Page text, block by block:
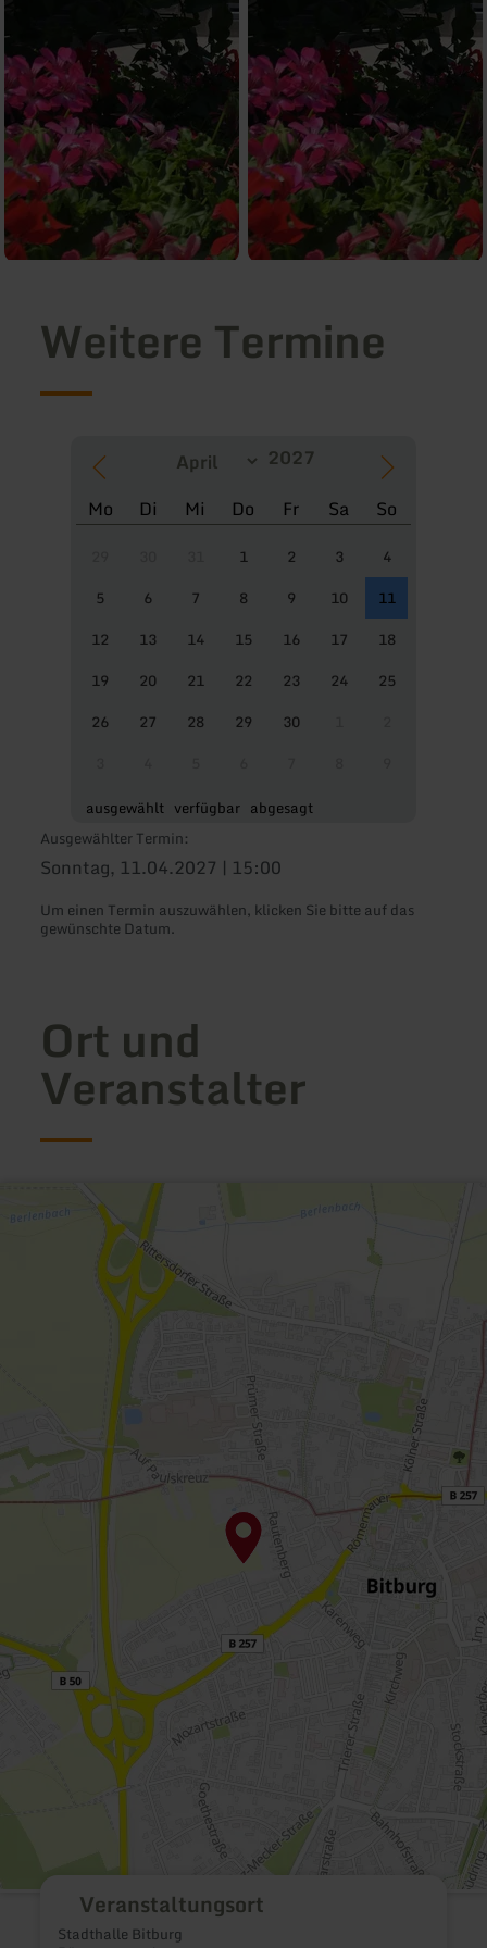
Weitere Termine
Mo Di Mi Do Fr Sa So
1 2 3
4
5
6 7 8 9 10
11
12
13 14 15 16 17
18
19
20 21 22 23 24
25
26
27 28 29 30
ausgewählt verfügbar abgesagt
Ausgewählter Termin:
Sonntag, 11.04.2027 | 15:00
Um einen Termin auszuwählen, klicken Sie bitte auf das
gewünschte Datum.
Ort und
Veranstalter
Veranstaltungsort
Stadthalle Bitburg